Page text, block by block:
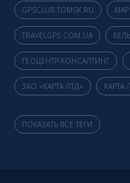
GPSCLUB.TOMSK.RU
TRAVELGPS.COM.UA
ГЕОЦЕНТР-КОНСАЛТИНГ
ЗАО «КАРТА ЛТД» КАРТА
ПОКАЗАТЬ ВСЕ ТЕГИ